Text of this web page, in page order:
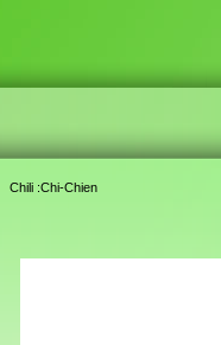
Chili :Chi-Chien